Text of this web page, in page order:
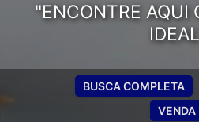
"ENCONTRE AQUI
VENDA
BUSCA COMPLETA